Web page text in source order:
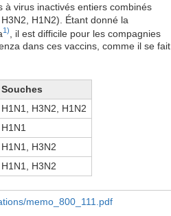
à virus inactivés entiers combinés
H1N2). Étant donné la
1)
, il est difficile pour les compagnies
dans ces vaccins, comme il se fait
Souches
H1N1, H3N2, H1N2
H1N1
H1N1, H3N2
H1N1, H3N2
memo_800_111.pdf